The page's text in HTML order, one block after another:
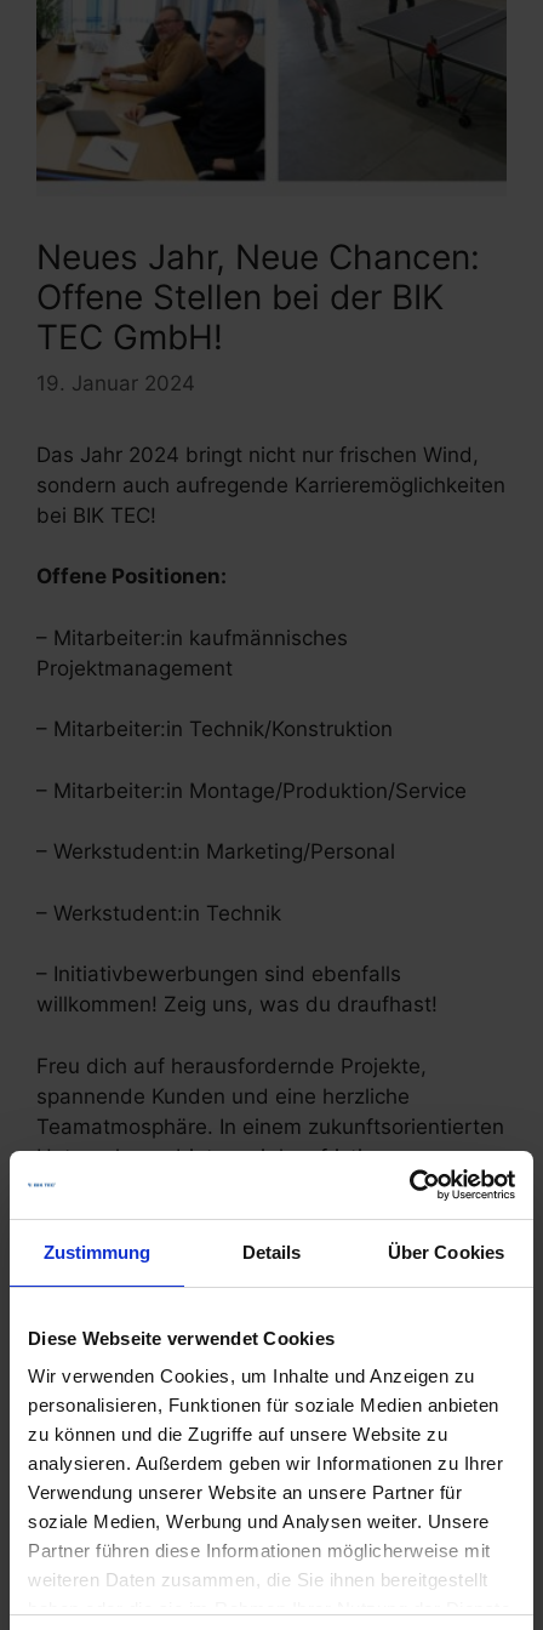
Zustimmung Details Über Cookies
Diese Webseite verwendet Cookies
Wir verwenden Cookies, um Inhalte und Anzeigen zu
personalisieren, Funktionen für soziale Medien anbieten
zu können und die Zugriffe auf unsere Website zu
analysieren. Außerdem geben wir Informationen zu Ihrer
Verwendung unserer Website an unsere Partner für
soziale Medien, Werbung und Analysen weiter. Unsere
Partner führen diese Informationen möglicherweise mit
weiteren Daten zusammen, die Sie ihnen bereitgestellt
Neues Jahr, Neue Chancen:
Offene Stellen bei der BIK
TEC GmbH!
19. Januar 2024
Das Jahr 2024 bringt nicht nur frischen Wind,
sondern auch aufregende Karrieremöglichkeiten
bei BIK TEC!
Offene Positionen:
– Mitarbeiter:in kaufmännisches
Projektmanagement
– Mitarbeiter:in Technik/Konstruktion
– Mitarbeiter:in Montage/Produktion/Service
– Werkstudent:in Marketing/Personal
– Werkstudent:in Technik
– Initiativbewerbungen sind ebenfalls
willkommen! Zeig uns, was du draufhast!
Freu dich auf herausfordernde Projekte,
spannende Kunden und eine herzliche
Teamatmosphäre. In einem zukunftsorientierten
Unternehmen bieten wir langfristige
Perspektiven, Vielfalt und Abwechslung.
Bei uns zählen deine Ideen, und wir schaffen
Altersvorsorge und Jobrad.
Um mehr über die offenen Stellenanzeigen zu
erfahren und sich zu bewerben, kannst du
unsere Karriereseite besuchen.
Bringe deine Karriere voran und werde Teil der
BIK TEC Familie! Bewirb dich jetzt unter
jobs@biktec.com.